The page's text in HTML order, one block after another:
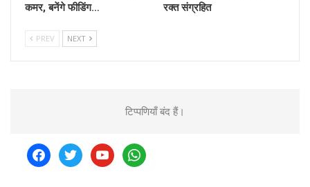
कमर, बनेंगे फीडिंग…
रक्त संग्रहित
PREV NEXT
टिप्पणियाँ बंद हैं।
facebooktwitteryoutubewhatsapp